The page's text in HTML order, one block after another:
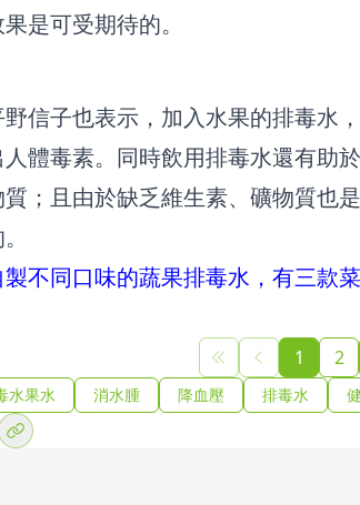
是可受期待的。
信子也表示，加入水果的排毒水
體毒素。同時飲用排毒水還有助
；且由於缺乏維生素、礦物質也
不同口味的蔬果排毒水，有三款
1 2
水果水 消水腫 降血壓 排毒水